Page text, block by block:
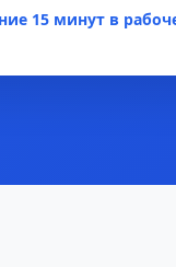
15 минут в